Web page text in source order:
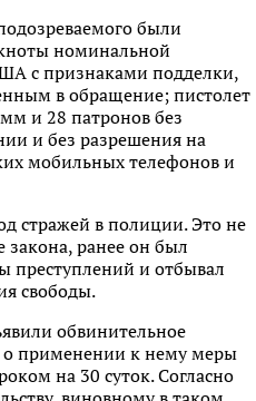
были
номинальной
с признаками подделки,
в обращение; пистолет
и 28 патронов без
и без разрешения на
мобильных телефонов и
стражей в полиции. Это не
закона, ранее он был
преступлений и отбывал
свободы.
обвинительное
о применении к нему меры
на 30 суток. Согласно